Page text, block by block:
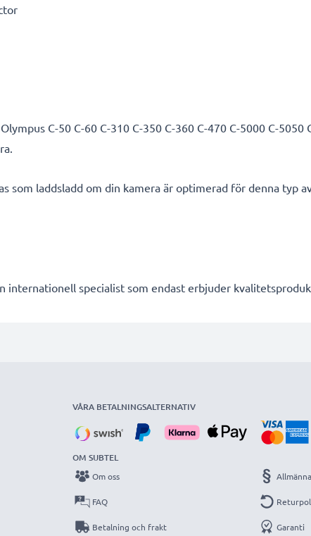
Olympus C-50 C-60 C-310 C-350 C-360 C-470 C-5000 C-
som laddsladd om din kamera är optimerad för denna typ
internationell specialist som endast erbjuder
VÅRA BETALNINGSALTERNATIV
OM SUBTEL
Om oss
FAQ
Betalning och frakt Garanti